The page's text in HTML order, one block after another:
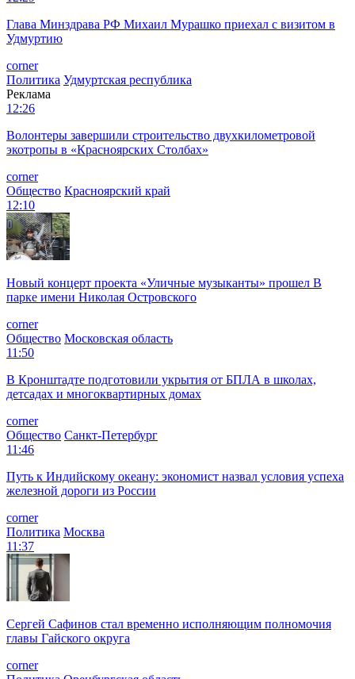
Глава Минздрава РФ Михаил Мурашко приехал с визитом в
Удмуртию
corner
Политика Удмуртская республика
Реклама
12:26
Волонтеры завершили строительство двухкилометровой
экотропы в «Красноярских Столбах»
corner
Общество Красноярский край
12:10
Новый концерт проекта «Уличные музыканты» прошел В
парке имени Николая Островского
corner
Общество Московская область
11:50
В Кронштадте подготовили укрытия от БПЛА в школах,
детсадах и многоквартирных домах
corner
Общество Санкт-Петербург
11:46
Путь к Индийскому океану: экономист назвал условия успеха
железной дороги из России
corner
Политика Москва
11:37
Сергей Сафинов стал временно исполняющим полномочия
главы Гайского округа
corner